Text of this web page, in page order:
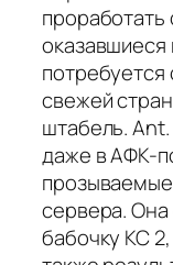
оказавшиеся
потребуется
свежей
штабель.
даже в АФК-
сервера. Она
бабочку КС